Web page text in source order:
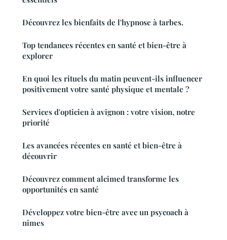
Découvrez les bienfaits de l'hypnose à tarbes.
Top tendances récentes en santé et bien-être à
explorer
En quoi les rituels du matin peuvent-ils influencer
positivement votre santé physique et mentale ?
Services d'opticien à avignon : votre vision, notre
priorité
Les avancées récentes en santé et bien-être à
découvrir
Découvrez comment alcimed transforme les
opportunités en santé
Développez votre bien-être avec un psycoach à
nîmes